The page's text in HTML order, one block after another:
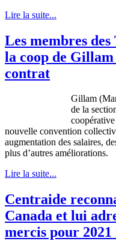
Lire la suite...
Les membres
la coop de
contrat
Gillam
de la
nouvelle convention
augmentation des salaires,
plus d’autres améliorations.
Lire la suite...
Centraide
Canada et lui
mercis pour 2021